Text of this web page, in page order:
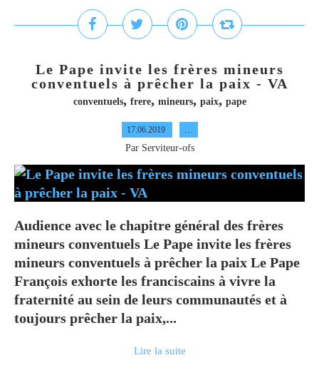
Le Pape invite les frères mineurs
conventuels à prêcher la paix - VA
conventuels, frere, mineurs, paix, pape
17.06.2019 …
Par Serviteur-ofs
Audience avec le chapitre général des frères
mineurs conventuels Le Pape invite les frères
mineurs conventuels à prêcher la paix Le Pape
François exhorte les franciscains à vivre la
fraternité au sein de leurs communautés et à
toujours prêcher la paix,...
Lire la suite